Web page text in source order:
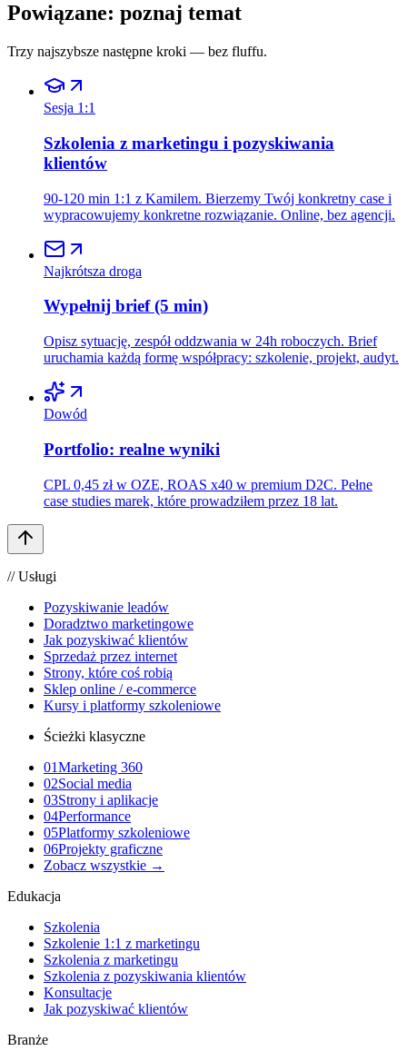
Powiązane: poznaj temat
Trzy najszybsze następne kroki — bez fluffu.
Sesja 1:1
Szkolenia z marketingu i pozyskiwania
klientów
90-120 min 1:1 z Kamilem. Bierzemy Twój konkretny case i
wypracowujemy konkretne rozwiązanie. Online, bez agencji.
Najkrótsza droga
Wypełnij brief (5 min)
Opisz sytuację, zespół oddzwania w 24h roboczych. Brief
uruchamia każdą formę współpracy: szkolenie, projekt, audyt.
Dowód
Portfolio: realne wyniki
CPL 0,45 zł w OZE, ROAS x40 w premium D2C. Pełne
case studies marek, które prowadziłem przez 18 lat.
// Usługi
Pozyskiwanie leadów
Doradztwo marketingowe
Jak pozyskiwać klientów
Sprzedaż przez internet
Strony, które coś robią
Sklep online / e-commerce
Kursy i platformy szkoleniowe
Ścieżki klasyczne
01Marketing 360
02Social media
03Strony i aplikacje
04Performance
05Platformy szkoleniowe
06Projekty graficzne
Zobacz wszystkie →
Edukacja
Szkolenia
Szkolenie 1:1 z marketingu
Szkolenia z marketingu
Szkolenia z pozyskiwania klientów
Konsultacje
Jak pozyskiwać klientów
Branże